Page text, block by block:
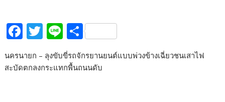
F
e
T
w
itt
Li
n
e
S
ar
นครนายก – ลุงขับขี่รถจักรยานยนต์แบบพ่วงข้างเฉี่ยวชนเสาไฟ
สะบัดตกลงกระแทกพื้นถนนดับ